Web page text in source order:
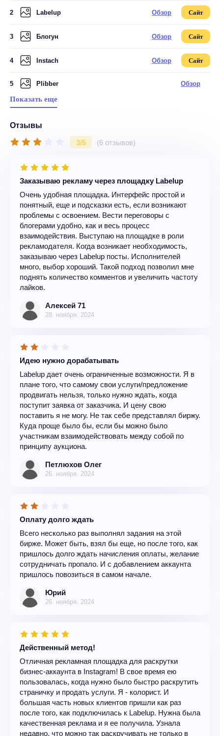
2 Labelup Обзор Сайт
3 Блогун Обзор Сайт
4 Instach Обзор Сайт
5 Plibber Обзор
Показать еще
Отзывы
3/5 (6 отзывов)
Заказываю рекламу через площадку Labelup
Очень удобная площадка. Интерфейс простой и
понятный, еще и подсказки есть, если возникают
проблемы с освоением. Вести переговоры с
блогерами удобно, как и весь процесс
взаимодействия. Выступаю на площадке в роли
рекламодателя. Когда возникает необходимость,
заказываю через Labelup посты. Исполнителей
много, выбор хороший. Такой подход позволил мне
поднять количество комментов и увеличить частоту
лайков.
Алексей 71
28. ноября. 2024
Идею нужно дорабатывать
Labelup дает очень ограниченные возможности. Я в
плане того, что самому свои услуги/предложение
продвигать нельзя, только нужно ждать, когда
поступит заявка от заказчика. И цену свою
поставить я не могу. Не так себе представлял биржу.
Куда проще было бы, если бы можно было
участникам взаимодействовать между собой по
принципу аукциона.
Петлюхов Олег
26. ноября. 2024
Оплату долго ждать
Всего несколько раз выполнял задания на этой
бирже. Может быть, взял бы еще, но после того, как
пришлось долго ждать начисления оплаты, желание
сотрудничать пропало. И с добавлением аккаунта
пришлось повозиться в самом начале.
Юрий
26. ноября. 2024
Действенный метод!
Отличная рекламная площадка для раскрутки
бизнес-аккаунта в Instagram! В свое время ею
пользовалась, когда нужно было быстро раскрутить
страничку и продать услуги. Я - колорист. И
большая часть новых клиентов пришли как раз
после того, как подключилась к Labelup. Нужна была
качественная реклама и я ее получила. Узнала
недавно, что можно так раскручивать не только в